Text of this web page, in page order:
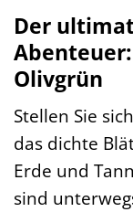
Der
Olivgrün
Stellen Sie
das dichte
Erde und
sind